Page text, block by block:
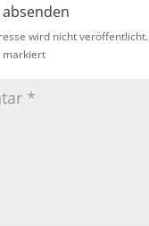
wird nicht veröffentlicht.
markiert